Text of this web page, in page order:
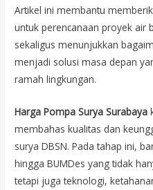
Artikel ini membantu
untuk perencanaan proyek air
sekaligus menunjukkan
menjadi solusi masa depan
ramah lingkungan.
Harga Pompa Surya Surabaya
membahas kualitas dan
surya DBSN. Pada tahap ini,
hingga BUMDes yang tidak
tetapi juga teknologi,